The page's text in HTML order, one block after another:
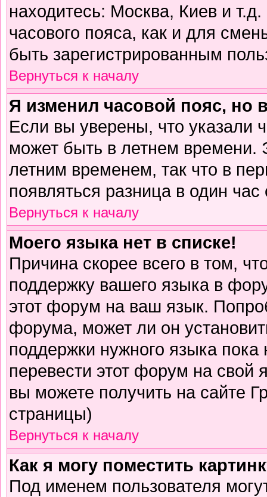
находитесь: Москва, Киев и
часового пояса, как и для
быть зарегистрированным
Вернуться к началу
Я изменил часовой пояс, но
Если вы уверены, что указали
может быть в летнем времени.
летним временем, так что в
появляться разница в один
Вернуться к началу
Моего языка нет в списке!
Причина скорее всего в том,
поддержку вашего языка в
этот форум на ваш язык.
форума, может ли он
поддержки нужного языка
перевести этот форум на
вы можете получить на сайте
страницы)
Вернуться к началу
Как я могу поместить
Под именем пользователя